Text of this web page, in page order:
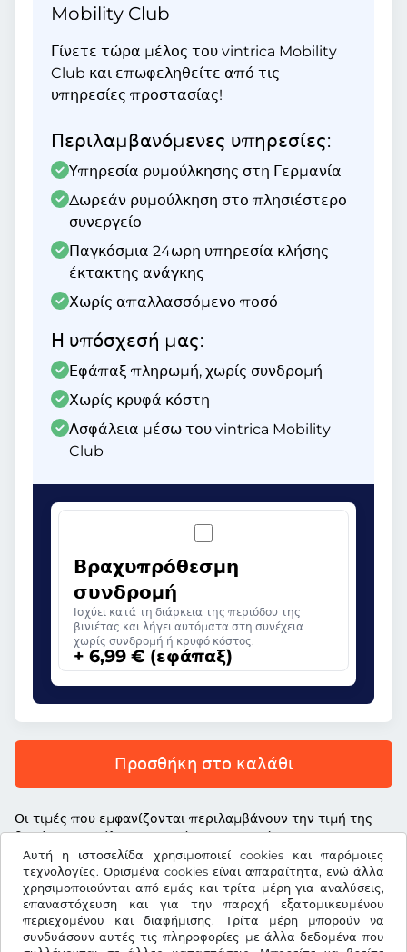
Αυτή η ιστοσελίδα χρησιμοποιεί cookies και παρόμοιες
τεχνολογίες. Ορισμένα cookies είναι απαραίτητα, ενώ άλλα
χρησιμοποιούνται από εμάς και τρίτα μέρη για αναλύσεις,
επαναστόχευση και για την παροχή εξατομικευμένου
περιεχομένου και διαφήμισης. Τρίτα μέρη μπορούν να
συνδυάσουν αυτές τις πληροφορίες με άλλα δεδομένα που
Mobility Club
Γίνετε τώρα μέλος του vintrica Mobility
Club και επωφεληθείτε από τις
υπηρεσίες προστασίας!
Περιλαμβανόμενες υπηρεσίες:
Υπηρεσία ρυμούλκησης στη Γερμανία
Δωρεάν ρυμούλκηση στο πλησιέστερο
συνεργείο
Παγκόσμια 24ωρη υπηρεσία κλήσης
έκτακτης ανάγκης
Χωρίς απαλλασσόμενο ποσό
Η υπόσχεσή μας:
Εφάπαξ πληρωμή, χωρίς συνδρομή
Χωρίς κρυφά κόστη
Ασφάλεια μέσω του vintrica Mobility
Club
Βραχυπρόθεσμη
συνδρομή
Ισχύει κατά τη διάρκεια της περιόδου της
βινιέτας και λήγει αυτόματα στη συνέχεια
χωρίς συνδρομή ή κρυφό κόστος.
+ 6,99 € (εφάπαξ)
Προσθήκη στο καλάθι
Οι τιμές που εμφανίζονται περιλαμβάνουν την τιμή της
βινιέτας, το τέλος υπηρεσίας και τον νόμιμο ΦΠΑ
€EUR